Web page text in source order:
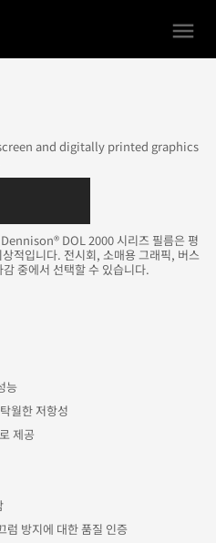
menu
and digitally printed graphics
DOL 2000 시리즈 필름은 평
적입니다. 전시회, 소매용 그래픽, 버스
중에서 선택할 수 있습니다.
능
월한 저항성
제공
럼 방지에 대한 품질 인증